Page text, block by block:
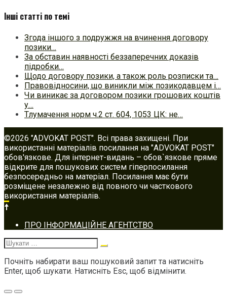
Інші статті по темі
Згода іншого з подружжя на вчинення договору
позики…
За обставин наявності беззаперечних доказів
підробки…
Щодо договору позики, а також роль розписки та…
Правовідносини, що виникли між позикодавцем і…
Чи виникає за договором позики грошових коштів
у…
Тлумачення норм ч.2 ст. 604, 1053 ЦК: не…
©2026 "ADVOKAT POST". Всі права захищені. При
використанні матеріалів посилання на "ADVOKAT POST"
обов'язкове. Для інтернет-видань – обов`язкове пряме
відкрите для пошукових систем гіперпосилання
безпосередньо на матеріал. Посилання має бути
розміщене незалежно від повного чи часткового
використання матеріалів.
Footer
navigation
ПРО ІНФОРМАЦІЙНЕ АГЕНТСТВО
Шукати:
Почніть набирати ваш пошуковий запит та натисніть
Enter, щоб шукати. Натисніть Esc, щоб відмінити.